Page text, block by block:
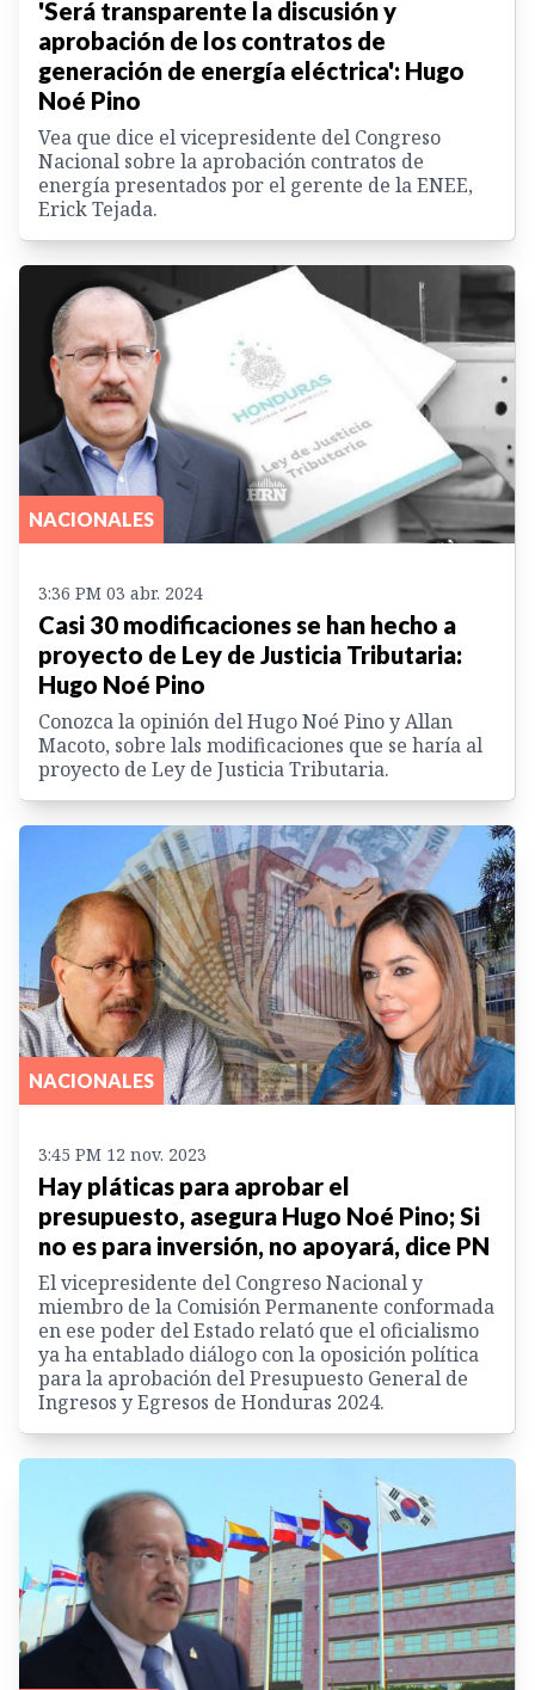
'Será transparente la discusión y
aprobación de los contratos de
generación de energía eléctrica': Hugo
Noé Pino
Vea que dice el vicepresidente del Congreso
Nacional sobre la aprobación contratos de
energía presentados por el gerente de la ENEE,
Erick Tejada.
NACIONALES
3:36 PM 03 abr. 2024
Casi 30 modificaciones se han hecho a
proyecto de Ley de Justicia Tributaria:
Hugo Noé Pino
Conozca la opinión del Hugo Noé Pino y Allan
Macoto, sobre lals modificaciones que se haría al
proyecto de Ley de Justicia Tributaria.
NACIONALES
3:45 PM 12 nov. 2023
Hay pláticas para aprobar el
presupuesto, asegura Hugo Noé Pino; Si
no es para inversión, no apoyará, dice PN
El vicepresidente del Congreso Nacional y
miembro de la Comisión Permanente conformada
en ese poder del Estado relató que el oficialismo
ya ha entablado diálogo con la oposición política
para la aprobación del Presupuesto General de
Ingresos y Egresos de Honduras 2024.